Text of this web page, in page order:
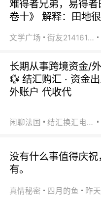
难得者兄弟，易得者
卷十》 解释：田地
文学广场 街友21416156
长期从事跨境资金/
💱 结汇购汇 · 资金
外账户 代收代
闲聊法国 结汇换汇电汇
没有什么事值得庆
有。
真情秘密 四月的鱼 昨